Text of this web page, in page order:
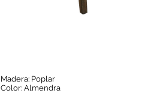
Madera: Poplar
Color: Almendra